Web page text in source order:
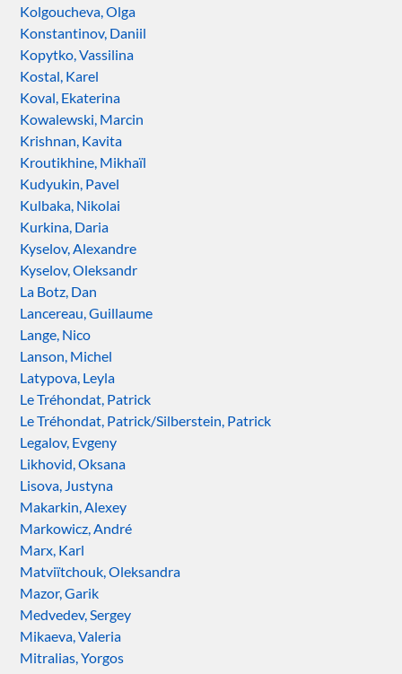
Kolgoucheva, Olga
Konstantinov, Daniil
Kopytko, Vassilina
Kostal, Karel
Koval, Ekaterina
Kowalewski, Marcin
Krishnan, Kavita
Kroutikhine, Mikhaïl
Kudyukin, Pavel
Kulbaka, Nikolai
Kurkina, Daria
Kyselov, Alexandre
Kyselov, Oleksandr
La Botz, Dan
Lancereau, Guillaume
Lange, Nico
Lanson, Michel
Latypova, Leyla
Le Tréhondat, Patrick
Le Tréhondat, Patrick/Silberstein, Patrick
Legalov, Evgeny
Likhovid, Oksana
Lisova, Justyna
Makarkin, Alexey
Markowicz, André
Marx, Karl
Matviïtchouk, Oleksandra
Mazor, Garik
Medvedev, Sergey
Mikaeva, Valeria
Mitralias, Yorgos